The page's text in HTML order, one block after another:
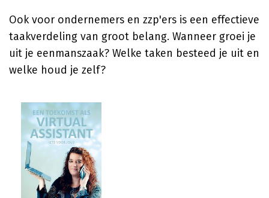
Ook voor ondernemers en zzp'ers is een effectieve
taakverdeling van groot belang. Wanneer groei je
uit je eenmanszaak? Welke taken besteed je uit en
welke houd je zelf?